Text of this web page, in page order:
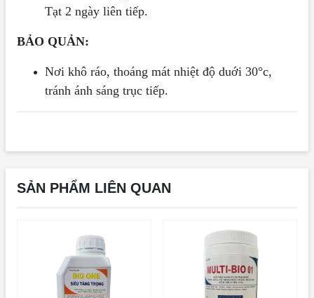
Tạt 2 ngày liên tiếp.
BẢO QUẢN:
Nơi khô ráo, thoáng mát nhiệt độ duới 30°c,
tránh ánh sáng trục tiếp.
SẢN PHẨM LIÊN QUAN